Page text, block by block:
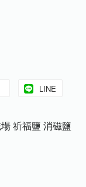
LINE
祈福鹽 消磁鹽